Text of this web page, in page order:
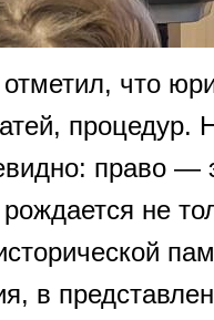
что
процедур.
право —
не
в